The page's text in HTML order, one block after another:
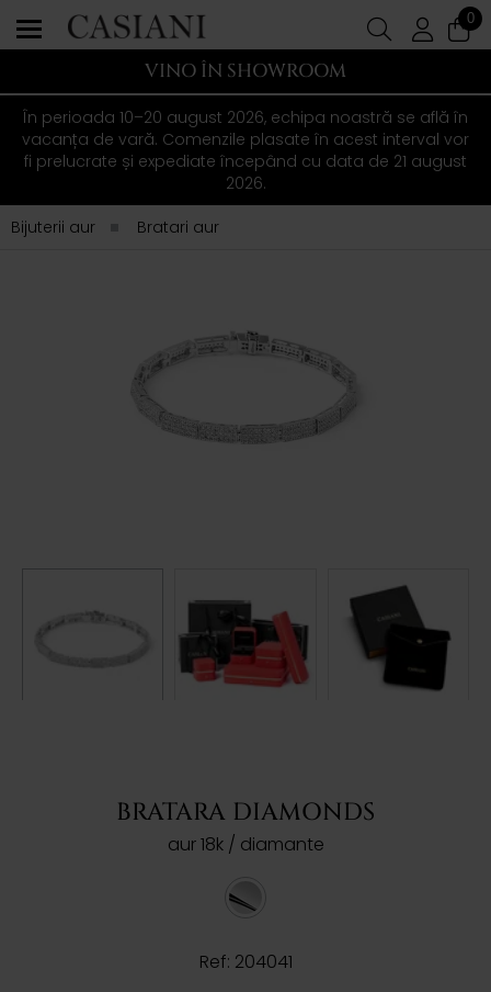
0
VINO ÎN SHOWROOM
În perioada 10–20 august 2026, echipa noastră se află în
vacanța de vară. Comenzile plasate în acest interval vor
fi prelucrate și expediate începând cu data de 21 august
2026.
Bijuterii aur
Bratari aur
BRATARA DIAMONDS
aur 18k / diamante
Ref: 204041